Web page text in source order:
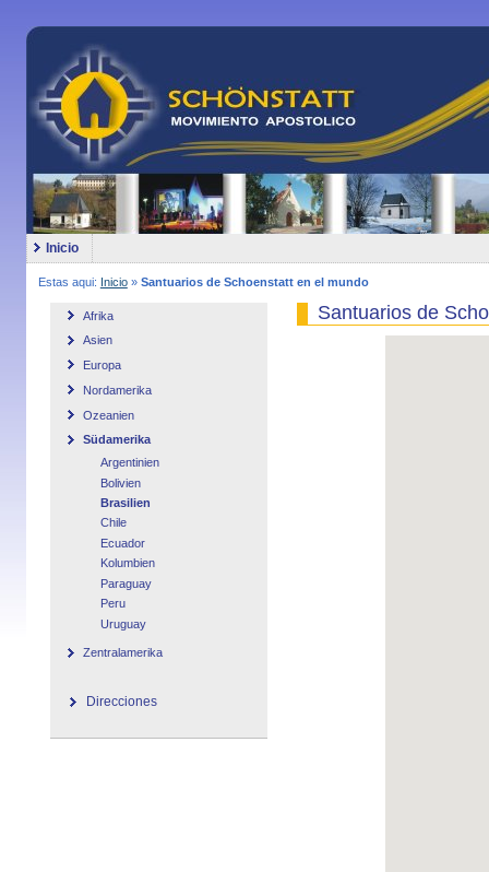
Inicio
Estas aqui: Inicio» Santuarios de Schoenstatt en el mundo
Afrika
Asien
Europa
Nordamerika
Ozeanien
Südamerika
Argentinien
Bolivien
Brasilien
Chile
Ecuador
Kolumbien
Paraguay
Peru
Uruguay
Zentralamerika
Direcciones
Santuarios de